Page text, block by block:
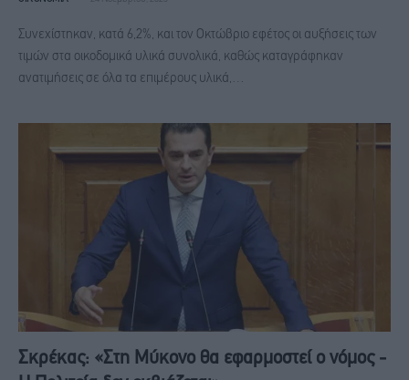
Συνεχίστηκαν, κατά 6,2%, και τον Οκτώβριο εφέτος οι αυξήσεις των
τιμών στα οικοδομικά υλικά συνολικά, καθώς καταγράφηκαν
ανατιμήσεις σε όλα τα επιμέρους υλικά,…
Σκρέκας: «Στη Μύκονο θα εφαρμοστεί ο νόμος -